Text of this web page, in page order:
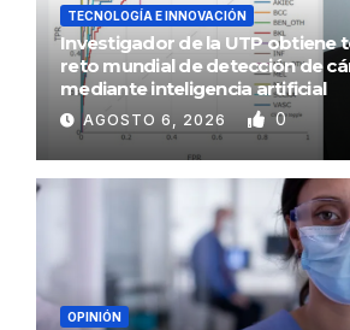
TECNOLOGÍA E INNOVACIÓN
Investigador de la UTP obtiene
reto mundial de detección de
mediante inteligencia artificial
AGOSTO 6, 2026 0
OPINIÓN